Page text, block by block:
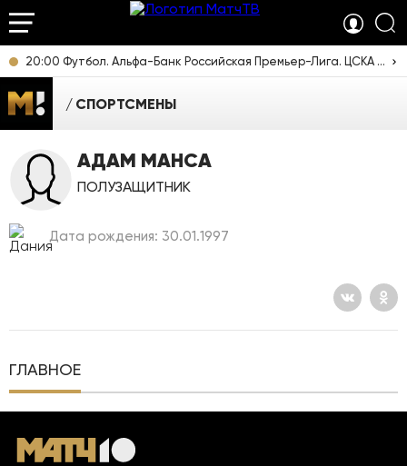
20:00 Футбол. Альфа-Банк Российская Премьер-Лига. ЦСКА - "Ростов" (Ростов-на-Дону). Прямая трансляция
СПОРТСМЕНЫ
АДАМ МАНСА
ПОЛУЗАЩИТНИК
Дата рождения: 30.01.1997
ГЛАВНОЕ